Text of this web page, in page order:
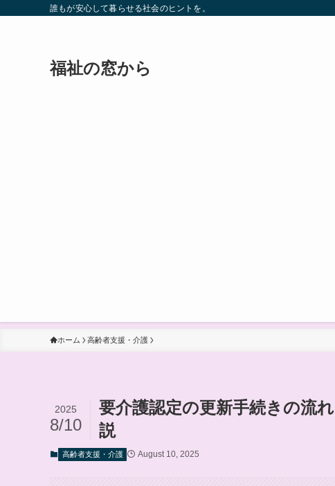
誰もが安心して暮らせる社会のヒントを。
福祉の窓から
ホーム 高齢者支援・介護
要介護認定の更新手続きの流
説
2025
8/10
高齢者支援・介護 August 10, 2025